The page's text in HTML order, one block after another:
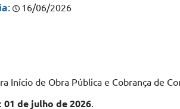
16/06/2026
Início de Obra Pública e Cobrança de
01 de julho de 2026.